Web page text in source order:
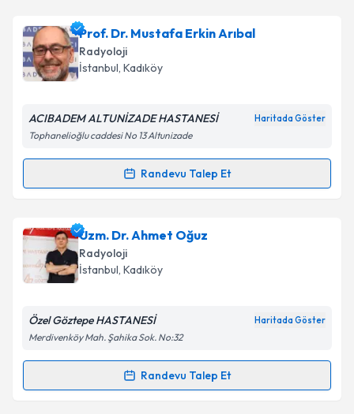
Prof. Dr. Mustafa Erkin Arıbal
Radyoloji
İstanbul, Kadıköy
ACIBADEM ALTUNİZADE HASTANESİ Haritada Göster
Tophanelioğlu caddesi No 13 Altunizade
Randevu Talep Et
Randevu Takvimi Talebi
Prof. Dr. Mustafa Erkin Arıbal
talebi oluşturun. Size bu uzmandan randevu almanız
için bir takvim hazırlandığında e-posta ile
bilgilendireceğiz.
Kişisel verilerimin işlenmesine ilişkinAydınlatma
Uzm. Dr. Ahmet Oğuz
Radyoloji
İstanbul, Kadıköy
Özel Göztepe HASTANESİ Haritada Göster
Merdivenköy Mah. Şahika Sok. No:32
Randevu Talep Et
Randevu Takvimi Talebi